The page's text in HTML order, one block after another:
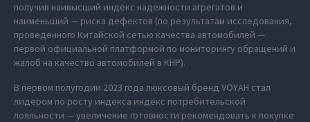
получив наивысший индекс надежности агрегатов и
наименьший — риска дефектов (по результатам исследования,
проведенного Китайской сетью качества автомобилей —
первой официальной платформой по мониторингу обращений и
жалоб на качество автомобилей в КНР).
В первом полугодии 2023 года люксовый бренд VOYAH стал
лидером по росту индекса индекс потребительской
лояльности — увеличение готовности рекомендовать к покупке